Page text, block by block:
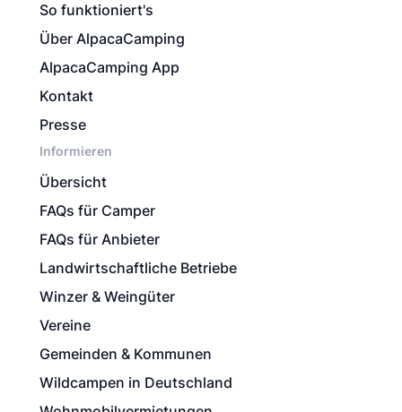
So funktioniert's
Über AlpacaCamping
AlpacaCamping App
Kontakt
Presse
Informieren
Übersicht
FAQs für Camper
FAQs für Anbieter
Landwirtschaftliche Betriebe
Winzer & Weingüter
Vereine
Gemeinden & Kommunen
Wildcampen in Deutschland